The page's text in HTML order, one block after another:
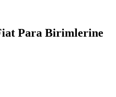
öğrenin
Para Birimlerine